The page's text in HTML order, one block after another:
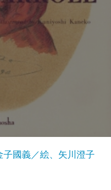
國義／絵、矢川澄子